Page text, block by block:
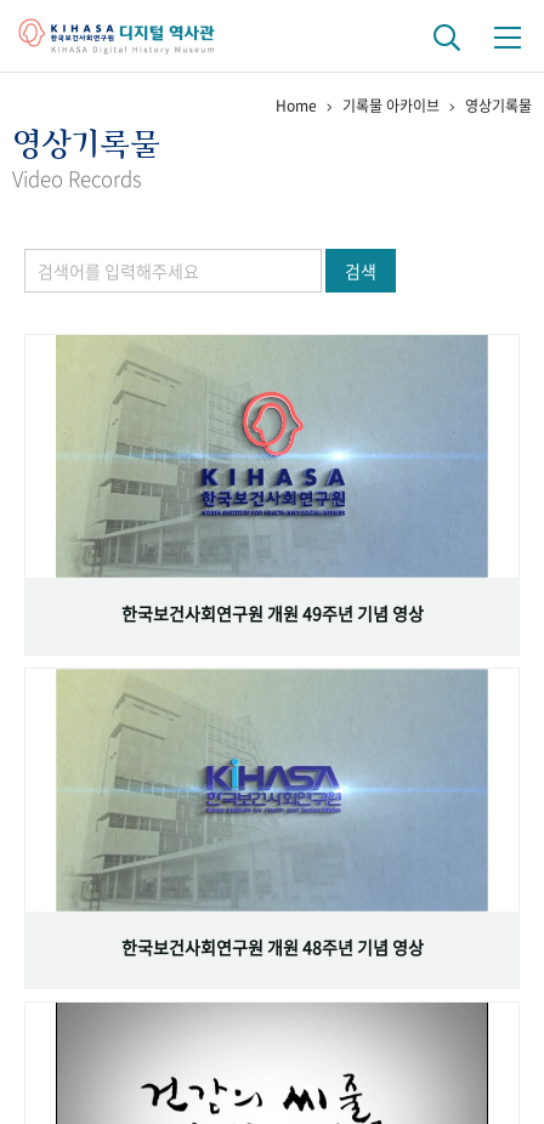
걸어온 길 기관 변천사
정책과 연구 키워드로 보는 연구 역사
연구자들
기록물 아카이브
사진 아카이브 문서 기록물 행정박물 영상 기록물
주년 기념
성과 50선 숫자로 보는 50년
VR 역사관
Home 기록물 아카이브 영상기록물
영상기록물
Video Records
검색
한국보건사회연구원 개원 49주년 기념 영상
한국보건사회연구원 개원 48주년 기념 영상